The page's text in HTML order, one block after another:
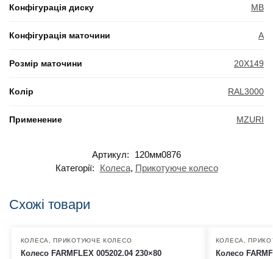
Конфігурація диску MB
Конфігурація маточини A
Розмір маточини 20X149
Колір RAL3000
Применение MZURI
Артикул:
120мм0876
Категорії:
Колеса, Прикотуюче колесо
Схожі товари
КОЛЕСА,ПРИКОТУЮЧЕ КОЛЕСО
Колесо FARMFLEX 005202.04 230×80
КОЛЕСА,
Колесо